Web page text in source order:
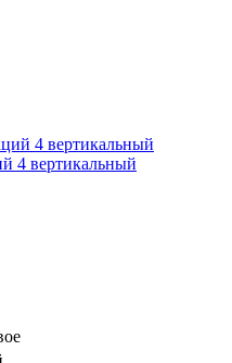
4 вертикальный